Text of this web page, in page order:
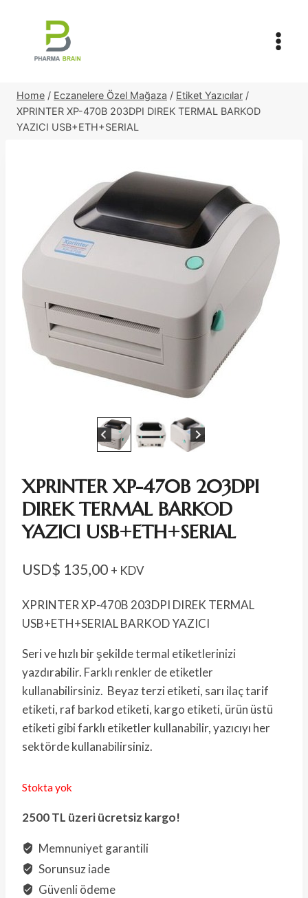
Home / Eczanelere Özel Mağaza / Etiket Yazıcılar /
XPRINTER XP-470B 203DPI DIREK TERMAL BARKOD
YAZICI USB+ETH+SERIAL
XPRINTER XP-470B 203DPI
DIREK TERMAL BARKOD
YAZICI USB+ETH+SERIAL
USD$ 135,00 + KDV
XPRINTER XP-470B 203DPI DIREK TERMAL
USB+ETH+SERIAL BARKOD YAZICI
Seri ve hızlı bir şekilde termal etiketlerinizi
yazdırabilir. Farklı renkler de etiketler
kullanabilirsiniz. Beyaz terzi etiketi, sarı ilaç tarif
etiketi, raf barkod etiketi, kargo etiketi, ürün üstü
etiketi gibi farklı etiketler kullanabilir, yazıcıyı her
sektörde kullanabilirsiniz.
Stokta yok
2500 TL üzeri ücretsiz kargo!
Memnuniyet garantili
Sorunsuz iade
Güvenli ödeme